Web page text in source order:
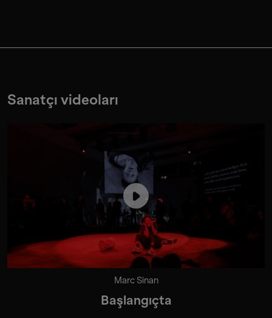
Sanatçı videoları
Marc Sinan
Başlangıçta